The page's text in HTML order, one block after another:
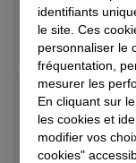
Note de 5 sur 5
Le 11/02/2026 -
Écoute et
cécile m.
identifiants
le site. Ces
personnaliser le
fréquentation,
mesurer les
En cliquant sur
les cookies et
modifier vos
cookies"